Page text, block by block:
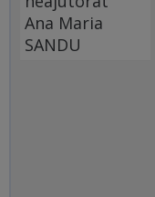
Ana Maria
SANDU